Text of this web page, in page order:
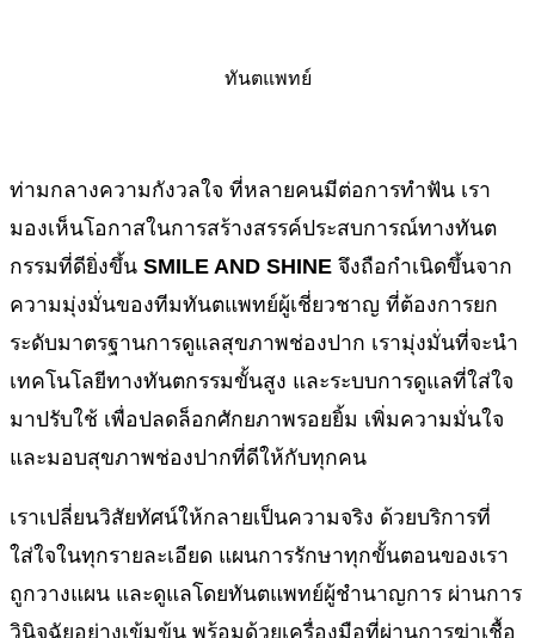
ทันตแพทย์
ท่ามกลางความกังวลใจ ที่หลายคนมีต่อการทำฟัน เรา
มองเห็นโอกาสในการสร้างสรรค์ประสบการณ์ทางทันต
กรรมที่ดียิ่งขึ้น SMILE AND SHINE จึงถือกำเนิดขึ้นจาก
ความมุ่งมั่นของทีมทันตแพทย์ผู้เชี่ยวชาญ ที่ต้องการยก
ระดับมาตรฐานการดูแลสุขภาพช่องปาก เรามุ่งมั่นที่จะนำ
เทคโนโลยีทางทันตกรรมขั้นสูง และระบบการดูแลที่ใส่ใจ
มาปรับใช้ เพื่อปลดล็อกศักยภาพรอยยิ้ม เพิ่มความมั่นใจ
และมอบสุขภาพช่องปากที่ดีให้กับทุกคน
เราเปลี่ยนวิสัยทัศน์ให้กลายเป็นความจริง ด้วยบริการที่
ใส่ใจในทุกรายละเอียด แผนการรักษาทุกขั้นตอนของเรา
ถูกวางแผน และดูแลโดยทันตแพทย์ผู้ชำนาญการ ผ่านการ
วินิจฉัยอย่างเข้มข้น พร้อมด้วยเครื่องมือที่ผ่านการฆ่าเชื้อ